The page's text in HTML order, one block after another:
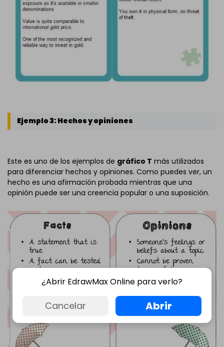
Ejemplo 3: Hechos y opiniones
Este es uno de los ejemplos de gráfico T más utilizados
para diferenciar hechos y opiniones. Como puedes ver, un
hecho es una afirmación probada mientras que una
opinión puede ser una creencia popular o una suposición.
¿Abrir EdrawMax Online para verlo?
Cancelar Abrir